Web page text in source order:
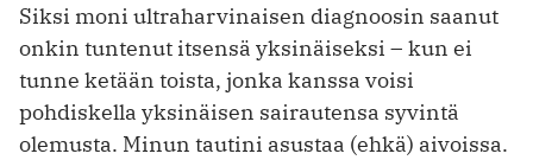
Siksi moni ultraharvinaisen diagnoosin saanut
onkin tuntenut itsensä yksinäiseksi – kun ei
tunne ketään toista, jonka kanssa voisi
pohdiskella yksinäisen sairautensa syvintä
olemusta. Minun tautini asustaa (ehkä) aivoissa.